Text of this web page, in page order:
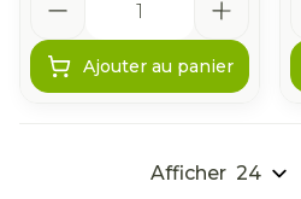
Ajouter au panier
Afficher